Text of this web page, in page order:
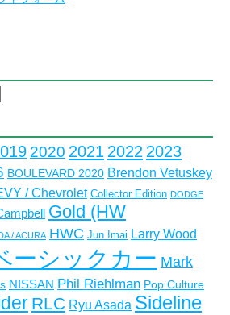
2020 2021 2022 2023
BOULEVARD 2020 Brendon Vetuskey
/ Chevrolet Collector Edition DODGE
Gold (HW
/ ACURA HWC Jun Imai Larry Wood
ーシックカー Mark
NISSAN Phil Riehlman Pop Culture
RLC Ryu Asada Sideline